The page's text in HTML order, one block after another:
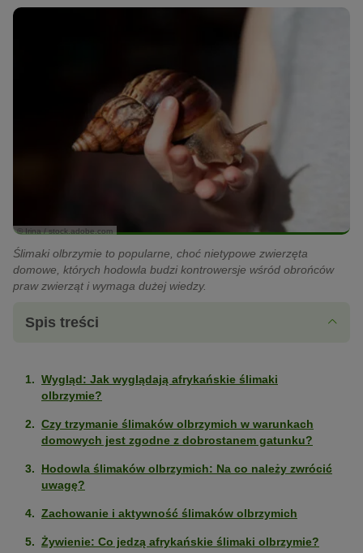
© Irina / stock.adobe.com
Ślimaki olbrzymie to popularne, choć nietypowe zwierzęta
domowe, których hodowla budzi kontrowersje wśród obrońców
praw zwierząt i wymaga dużej wiedzy.
Spis treści
Wygląd: Jak wyglądają afrykańskie ślimaki
olbrzymie?
Czy trzymanie ślimaków olbrzymich w warunkach
domowych jest zgodne z dobrostanem gatunku?
Hodowla ślimaków olbrzymich: Na co należy zwrócić
uwagę?
Zachowanie i aktywność ślimaków olbrzymich
Żywienie: Co jedzą afrykańskie ślimaki olbrzymie?